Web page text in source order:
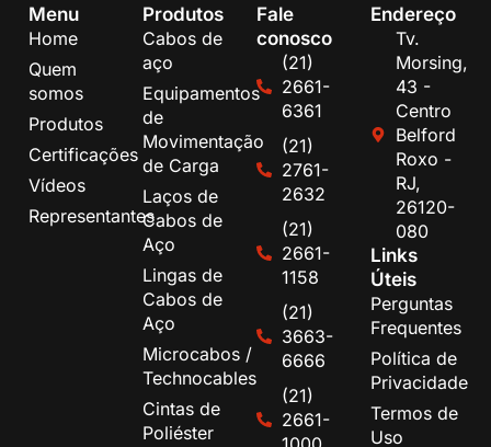
Menu
Home
Quem
somos
Produtos
Certificações
Vídeos
Representantes
Produtos
Cabos de
aço
Equipamentos
de
Movimentação
de Carga
Laços de
Cabos de
Aço
Lingas de
Cabos de
Aço
Microcabos /
Technocables
Cintas de
Poliéster
Fale
conosco
(21)
2661-
6361
(21)
2761-
2632
(21)
2661-
1158
(21)
3663-
6666
(21)
2661-
Endereço
Tv.
Morsing,
43 -
Centro
Belford
Roxo -
RJ,
26120-
080
Links
Úteis
Perguntas
Frequentes
Política de
Privacidade
Termos de
Uso